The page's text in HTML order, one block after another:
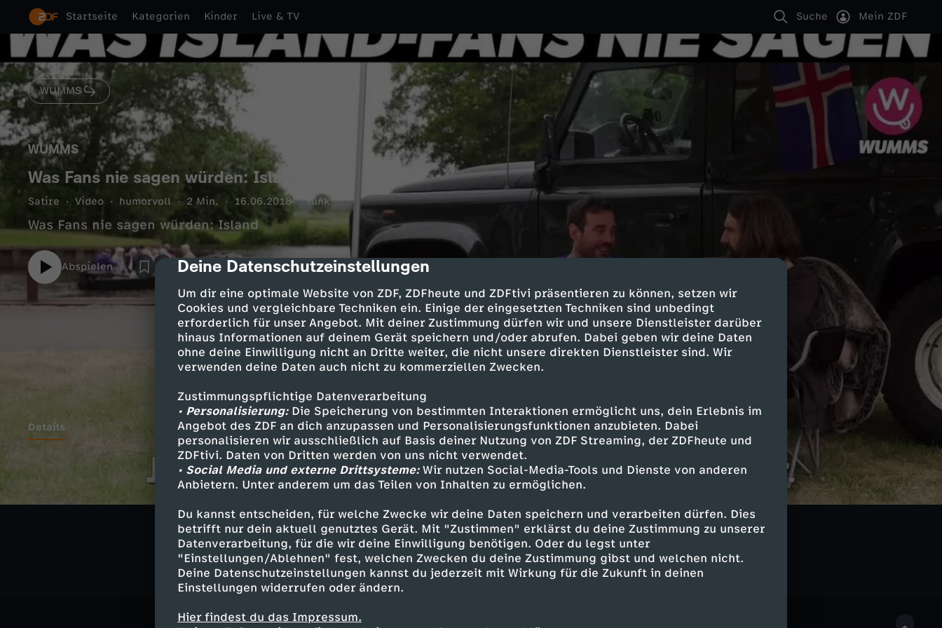
cmp-dialog-description
Deine Datenschutzeinstellungen
Um dir eine optimale Website von ZDF, ZDFheute und ZDFtivi präsentieren zu können, setzen wir
Cookies und vergleichbare Techniken ein. Einige der eingesetzten Techniken sind unbedingt
erforderlich für unser Angebot. Mit deiner Zustimmung dürfen wir und unsere Dienstleister darüber
hinaus Informationen auf deinem Gerät speichern und/oder abrufen. Dabei geben wir deine Daten
ohne deine Einwilligung nicht an Dritte weiter, die nicht unsere direkten Dienstleister sind. Wir
verwenden deine Daten auch nicht zu kommerziellen Zwecken.
Zustimmungspflichtige Datenverarbeitung
• Personalisierung:Die Speicherung von bestimmten Interaktionen ermöglicht uns, dein Erlebnis im
Angebot des ZDF an dich anzupassen und Personalisierungsfunktionen anzubieten. Dabei
personalisieren wir ausschließlich auf Basis deiner Nutzung von ZDF Streaming, der ZDFheute und
ZDFtivi. Daten von Dritten werden von uns nicht verwendet.
• Social Media und externe Drittsysteme:Wir nutzen Social-Media-Tools und Dienste von anderen
Anbietern. Unter anderem um das Teilen von Inhalten zu ermöglichen.
Du kannst entscheiden, für welche Zwecke wir deine Daten speichern und verarbeiten dürfen. Dies
betrifft nur dein aktuell genutztes Gerät. Mit "Zustimmen" erklärst du deine Zustimmung zu unserer
Datenverarbeitung, für die wir deine Einwilligung benötigen. Oder du legst unter
"Einstellungen/Ablehnen" fest, welchen Zwecken du deine Zustimmung gibst und welchen nicht.
Deine Datenschutzeinstellungen kannst du jederzeit mit Wirkung für die Zukunft in deinen
Einstellungen widerrufen oder ändern.
Hier findest du das Impressum.
Startseite Kategorien Kinder Live & TV Suche Mein ZDF
WUMMS
WUMMS
Was Fans nie sagen würden: Island
Satire Video humorvoll 2 Min. 16.06.2018 funk
Was Fans nie sagen würden: Island
Abspielen
Details
Ähnliche Inhalte entdecken
Satire Video humorvoll WUMMS